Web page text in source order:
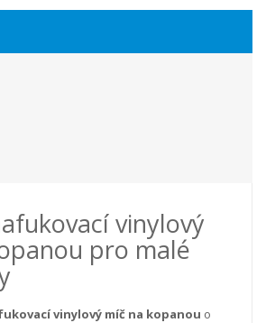
vinylový
pro malé
vinylový míč na kopanou o